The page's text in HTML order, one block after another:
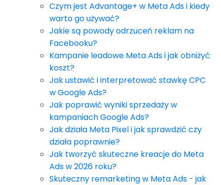
Czym jest Advantage+ w Meta Ads i kiedy
warto go używać?
Jakie są powody odrzuceń reklam na
Facebooku?
Kampanie leadowe Meta Ads i jak obniżyć
koszt?
Jak ustawić i interpretować stawkę CPC
w Google Ads?
Jak poprawić wyniki sprzedaży w
kampaniach Google Ads?
Jak działa Meta Pixel i jak sprawdzić czy
działa poprawnie?
Jak tworzyć skuteczne kreacje do Meta
Ads w 2026 roku?
Skuteczny remarketing w Meta Ads - jak